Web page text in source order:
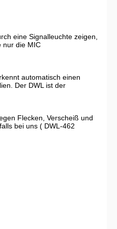
eine Signalleuchte zeigen,
nur die MIC
automatisch einen
Der DWL ist der
Flecken, Verscheiß und
bei uns ( DWL-462